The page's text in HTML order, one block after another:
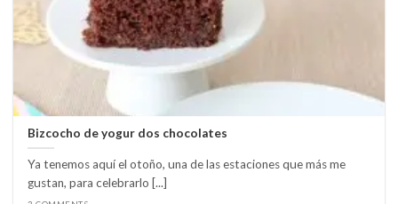
Bizcocho de yogur dos chocolates
Ya tenemos aquí el otoño, una de las estaciones que más me
gustan, para celebrarlo [...]